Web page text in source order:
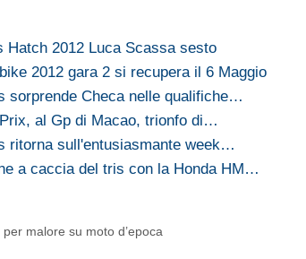
Hatch 2012 Luca Scassa sesto
2012 gara 2 si recupera il 6 Maggio
sorprende Checa nelle qualifiche…
al Gp di Macao, trionfo di…
ritorna sull'entusiasmante week…
a caccia del tris con la Honda HM…
malore su moto d’epoca